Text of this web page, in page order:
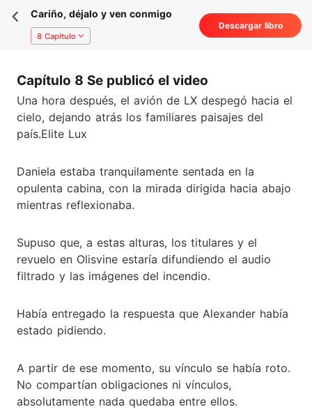
Cariño, déjalo y ven conmigo
8 Capítulo
Descargar libro
Capítulo 8 Se publicó el video
Una hora después, el avión de LX despegó hacia el
cielo, dejando atrás los familiares paisajes del
país.Elite Lux
Daniela estaba tranquilamente sentada en la
opulenta cabina, con la mirada dirigida hacia abajo
mientras reflexionaba.
Supuso que, a estas alturas, los titulares y el
revuelo en Olisvine estaría difundiendo el audio
filtrado y las imágenes del incendio.
Había entregado la respuesta que Alexander había
estado pidiendo.
A partir de ese momento, su vínculo se había roto.
No compartían obligaciones ni vínculos,
absolutamente nada quedaba entre ellos.